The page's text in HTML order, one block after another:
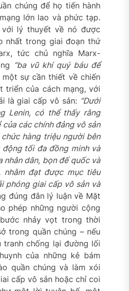
chúng để họ tiến hành
lớn lao và phức tạp.
lý thuyết về nó được
nhất trong giai đoạn thứ
tức chủ nghĩa Marx-
“ba vũ khí quý báu để
một sự cần thiết về chiến
triển của cách mạng, với
là giai cấp vô sản: “Dưới
Lenin, có thể thấy rằng
các chính đảng vô sản
hàng triệu người bên
động tối đa đồng minh và
nhân dân, bọn đế quốc và
nhằm đạt được mục tiêu
phóng giai cấp vô sản và
đúng đắn lý luận về Mặt
phép những người cộng
nhảy vọt trong thời
trong quần chúng – nếu
tranh chống lại đường lối
của những kẻ bám
quần chúng và làm xói
cấp vô sản hoặc chỉ coi